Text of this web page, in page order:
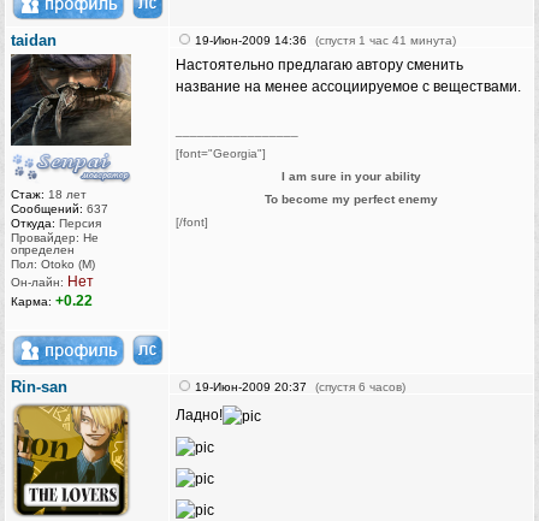
taidan
Стаж: 18 лет
Сообщений: 637
Откуда: Персия
Провайдер: Не
определен
Пол: Otoko (M)
Он-лайн: Нет
Карма: +0.22
19-Июн-2009 14:36 (спустя 1 час 41 минута)
Настоятельно предлагаю автору сменить
название на менее ассоциируемое с веществами.
[font="Georgia"]
I am sure in your ability
To become my perfect enemy
[/font]
Rin-san 19-Июн-2009 20:37 (спустя 6 часов)
Ладно!